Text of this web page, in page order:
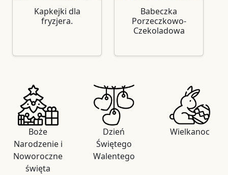
Kapkejki dla
fryzjera.
Babeczka
Porzeczkowo-
Czekoladowa
Boże
Narodzenie i
Noworoczne
święta
Dzień
Świętego
Walentego
Wielkanoc